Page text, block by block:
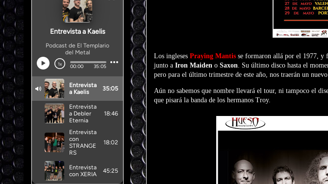
Los ingleses Praying Mantis se formaron allá por el 1977, y
junto a Iron Maiden o Saxon. Su último disco hasta el
pero para el último trimestre de este año, nos traerán un
Aún no sabemos que nombre llevará el tour, ni tampoco el
que pisará la banda de los hermanos Troy.